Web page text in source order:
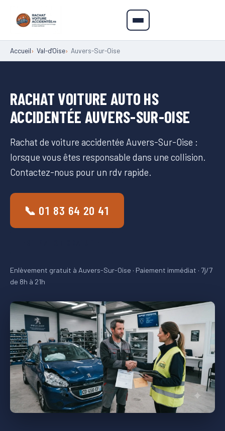
Accueil Val-d'Oise Auvers-Sur-Oise
RACHAT VOITURE AUTO HS
ACCIDENTÉE AUVERS-SUR-OISE
Rachat de voiture accidentée Auvers-Sur-Oise :
lorsque vous êtes responsable dans une collision.
Contactez-nous pour un rdv rapide.
📞 01 83 64 20 41
Enlèvement gratuit à Auvers-Sur-Oise · Paiement immédiat · 7j/7
de 8h à 21h